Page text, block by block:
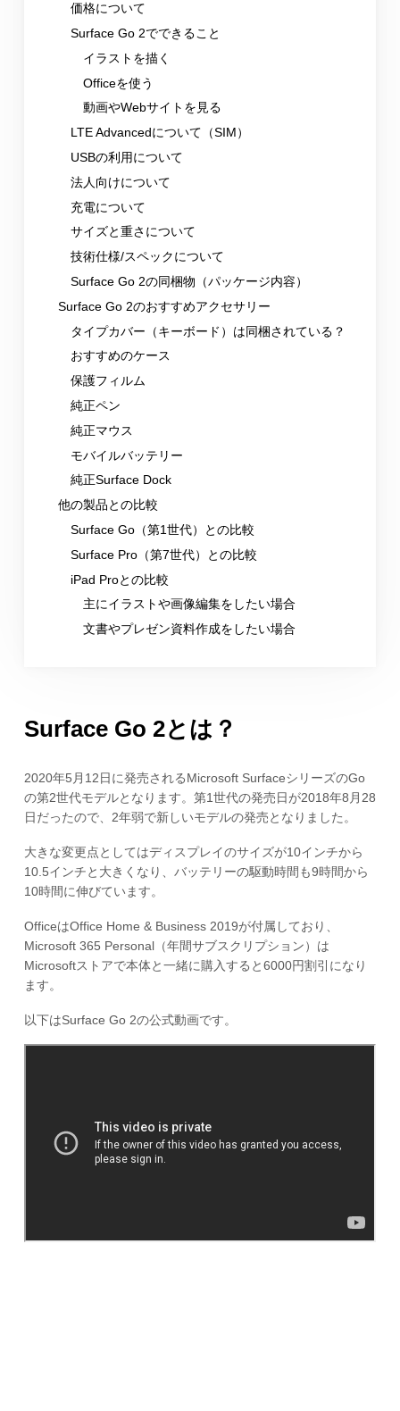
価格について
Surface Go 2でできること
イラストを描く
Officeを使う
動画やWebサイトを見る
LTE Advancedについて（SIM）
USBの利用について
法人向けについて
充電について
サイズと重さについて
技術仕様/スペックについて
Surface Go 2の同梱物（パッケージ内容）
Surface Go 2のおすすめアクセサリー
タイプカバー（キーボード）は同梱されている？
おすすめのケース
保護フィルム
純正ペン
純正マウス
モバイルバッテリー
純正Surface Dock
他の製品との比較
Surface Go（第1世代）との比較
Surface Pro（第7世代）との比較
iPad Proとの比較
主にイラストや画像編集をしたい場合
文書やプレゼン資料作成をしたい場合
Surface Go 2とは？
2020年5月12日に発売されるMicrosoft SurfaceシリーズのGo
の第2世代モデルとなります。第1世代の発売日が2018年8月28
日だったので、2年弱で新しいモデルの発売となりました。
大きな変更点としてはディスプレイのサイズが10インチから
10.5インチと大きくなり、バッテリーの駆動時間も9時間から
10時間に伸びています。
OfficeはOffice Home & Business 2019が付属しており、
Microsoft 365 Personal（年間サブスクリプション）は
Microsoftストアで本体と一緒に購入すると6000円割引になり
ます。
以下はSurface Go 2の公式動画です。